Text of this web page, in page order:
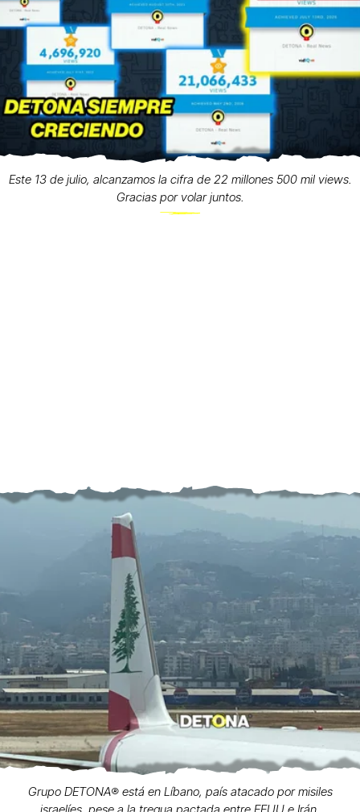
Este 13 de julio, alcanzamos la cifra de 22 millones 500 mil views.
Gracias por volar juntos.
Grupo DETONA®️ está en Líbano, país atacado por misiles